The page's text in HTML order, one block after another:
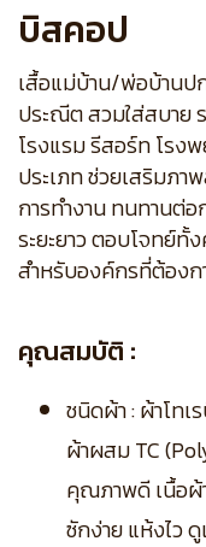
บิสคอป
เสื้อแม่บ้าน/พ่อบ้านป
ประณีต สวมใส่สบาย
โรงแรม รีสอร์ท โรง
ประเภท ช่วยเสริมภ
การทำงาน ทนทานต่อ
ระยะยาว ตอบโจทย์ทั้
สำหรับองค์กรที่ต้อง
คุณสมบัติ :
ชนิดผ้า : ผ้าโท
ผ้าผสม TC
คุณภาพดี เนื้อผ้
ซักง่าย แห้งไว